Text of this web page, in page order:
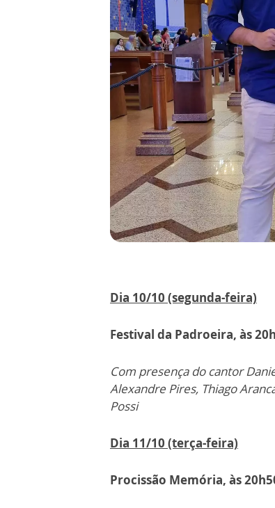
Dia 10/10 (segunda-feira)
Festival da Padroeira, às
Com presença do cantor
Alexandre Pires, Thiago
Possi
Dia 11/10 (terça-feira)
Procissão Memória, às